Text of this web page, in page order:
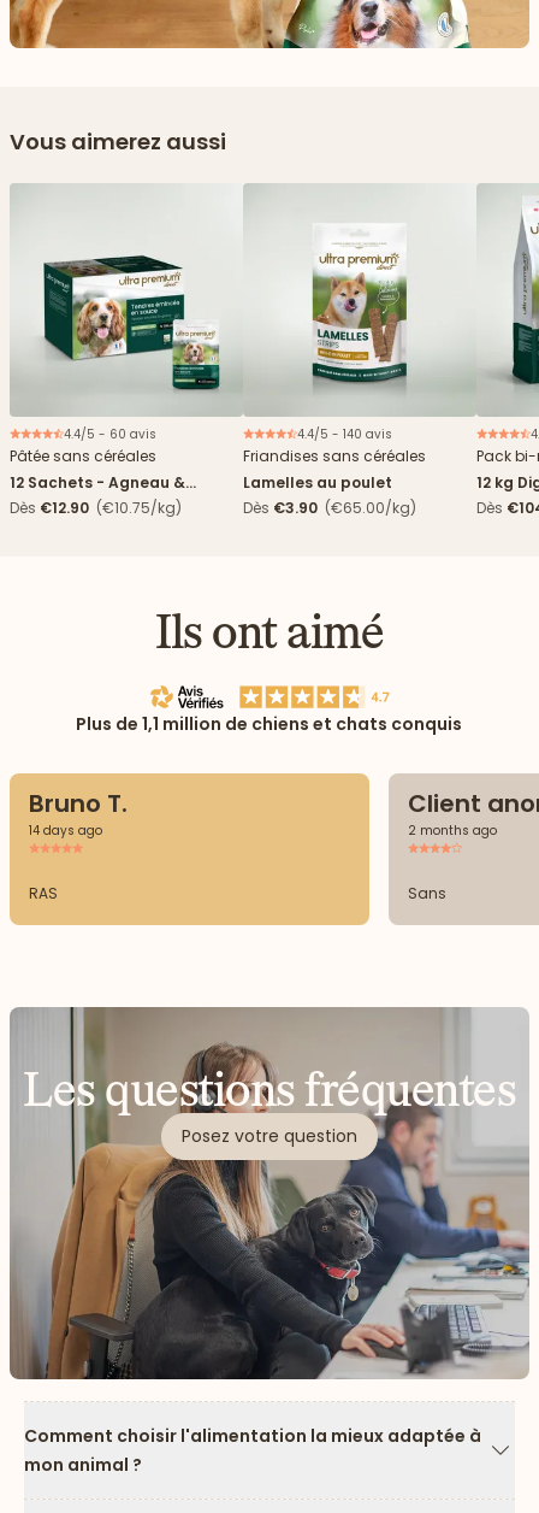
Vous aimerez aussi
4.4/5 - 60 avis
Pâtée sans céréales
12 Sachets - Agneau &
haricots verts
Dès €12.90 (€10.75/kg)
4.4/5 - 140 avis
Friandises sans céréales
Lamelles au poulet
Dès €3.90 (€65.00/kg)
Pack
12 kg
boîtes
Dès
Ils ont aimé
Plus de 1,1 million de chiens et chats conquis
Bruno T.
14 days ago
RAS
Client
2 months ago
Sans
Les questions fréquentes
Posez votre question
Comment choisir l'alimentation la mieux adaptée à
mon animal ?